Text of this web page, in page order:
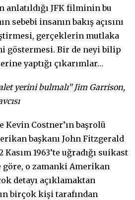
anlatıldığı JFK filminin bu
sebebi insanın bakış açısını
gerçeklerin mutlaka
göstermesi. Bir de neyi bilip
yaptığı çıkarımlar…
yerini bulmalı” Jim Garrison,
Kevin Costner’ın başrolü
başkanı John Fitzgerald
Kasım 1963’te uğradığı suikast
göre, o zamanki Amerikan
detayı açıklamaktan
birçok kişi tarafından